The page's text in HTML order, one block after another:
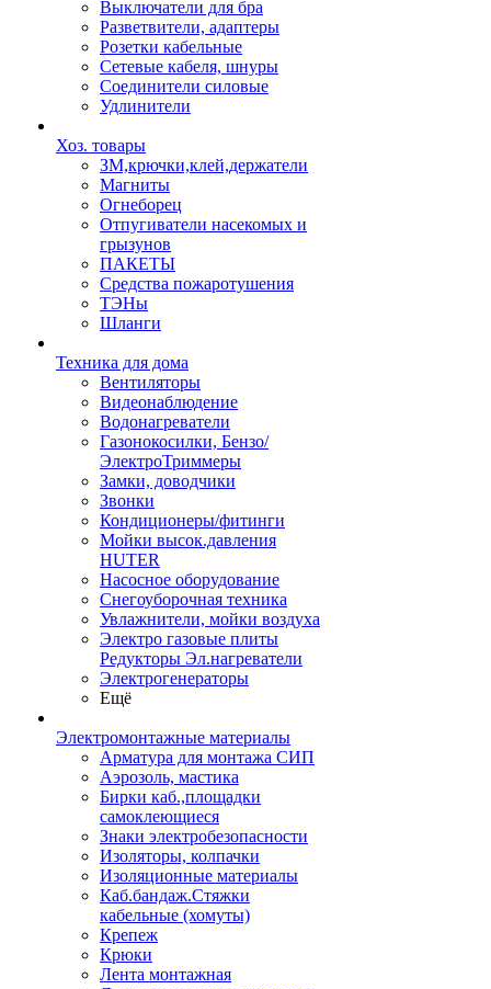
Выключатели для бра
Разветвители, адаптеры
Розетки кабельные
Сетевые кабеля, шнуры
Соединители силовые
Удлинители
Хоз. товары
ЗМ,крючки,клей,держатели
Магниты
Огнеборец
Отпугиватели насекомых и
грызунов
ПАКЕТЫ
Средства пожаротушения
ТЭНы
Шланги
Техника для дома
Вентиляторы
Видеонаблюдение
Водонагреватели
Газонокосилки, Бензо/
ЭлектроТриммеры
Замки, доводчики
Звонки
Кондиционеры/фитинги
Мойки высок.давления
HUTER
Насосное оборудование
Снегоуборочная техника
Увлажнители, мойки воздуха
Электро газовые плиты
Редукторы Эл.нагреватели
Электрогенераторы
Ещё
Электромонтажные материалы
Арматура для монтажа СИП
Аэрозоль, мастика
Бирки каб.,площадки
самоклеющиеся
Знаки электробезопасности
Изоляторы, колпачки
Изоляционные материалы
Каб.бандаж.Стяжки
кабельные (хомуты)
Крепеж
Крюки
Лента монтажная